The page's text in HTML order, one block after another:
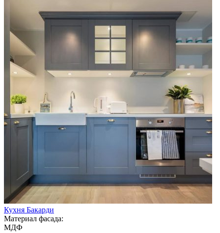
Кухня Бакарди
Материал фасада:
МДФ